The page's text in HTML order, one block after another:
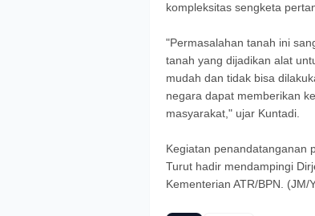
kompleksitas sengketa
"Permasalahan tanah ini
tanah yang dijadikan alat
mudah dan tidak bisa
negara dapat memberikan
masyarakat," ujar Kuntadi.
Kegiatan penandatanganan
Turut hadir mendampingi
Kementerian ATR/BPN. (JM/